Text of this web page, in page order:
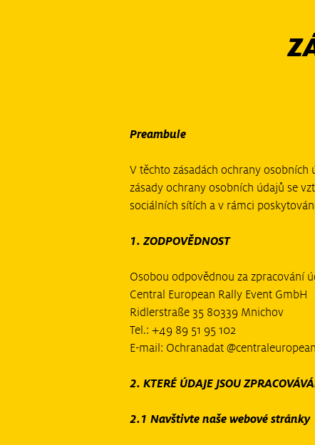
Preambule
V těchto zásadách ochrany
zásady ochrany osobních údajů se
sociálních sítích a v rámci
1. ZODPOVĚDNOST
Osobou odpovědnou za zpracování
Central European Rally Event GmbH
Ridlerstraße 35 80339 Mnichov
Tel.: +49 89 51 95 102
E-mail: Ochranadat
2. KTERÉ ÚDAJE JSOU
2.1 Navštivte naše webové stránky